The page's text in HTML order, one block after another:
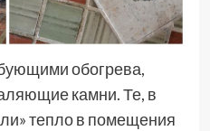
обогрева,
камни. Те, в
тепло в помещения